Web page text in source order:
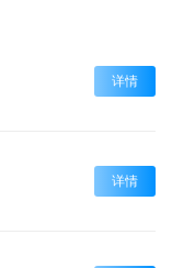
详情
详情